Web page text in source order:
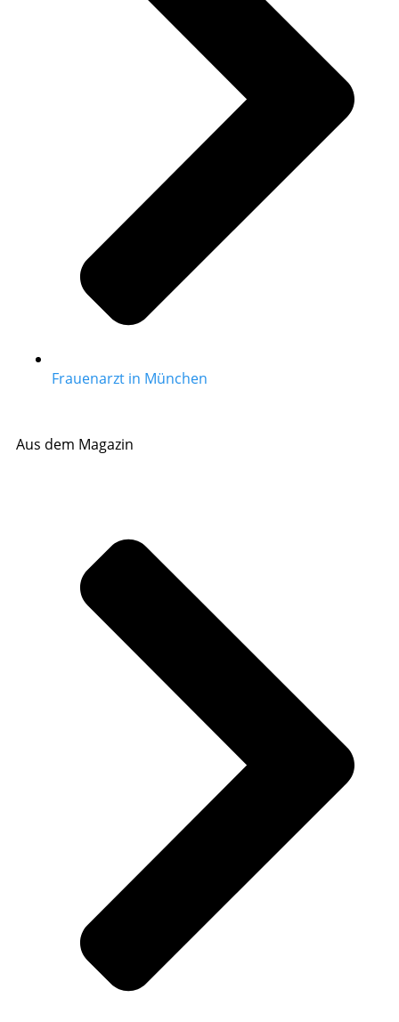
Frauenarzt in München
Aus dem Magazin